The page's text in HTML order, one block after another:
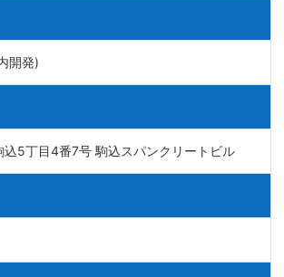
開発)
込5丁目4番7号 駒込スパンクリートビル